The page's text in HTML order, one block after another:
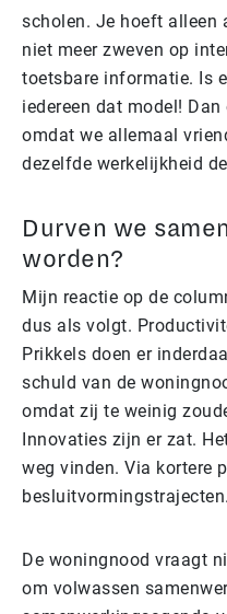
scholen. Je hoeft alleen
niet meer zweven op
toetsbare informatie. Is
iedereen dat model!
omdat we allemaal
dezelfde werkelijkheid
Durven we
worden?
Mijn reactie op de
dus als volgt.
Prikkels doen er
schuld van de
omdat zij te weinig
Innovaties zijn er zat.
weg vinden. Via kortere
besluitvormingstrajecten.
De woningnood vraagt
om volwassen